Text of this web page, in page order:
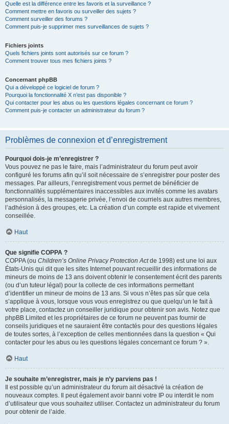
Quelle est la différence entre les favoris et la surveillance ?
Comment mettre en favoris ou surveiller des sujets ?
Comment surveiller des forums ?
Comment puis-je supprimer mes surveillances de sujets ?
Fichiers joints
Quels fichiers joints sont autorisés sur ce forum ?
Comment trouver tous mes fichiers joints ?
Concernant phpBB
Qui a développé ce logiciel de forum ?
Pourquoi la fonctionnalité X n’est pas disponible ?
Qui contacter pour les abus ou les questions légales concernant ce forum ?
Comment puis-je contacter un administrateur du forum ?
Problèmes de connexion et d’enregistrement
Pourquoi dois-je m’enregistrer ?
Vous pouvez ne pas le faire, mais l’administrateur du forum peut avoir
configuré les forums afin qu’il soit nécessaire de s’enregistrer pour poster des
messages. Par ailleurs, l’enregistrement vous permet de bénéficier de
fonctionnalités supplémentaires inaccessibles aux invités comme les avatars
personnalisés, la messagerie privée, l’envoi de courriels aux autres membres,
l’adhésion à des groupes, etc. La création d’un compte est rapide et vivement
conseillée.
Haut
Que signifie COPPA ?
COPPA (ou Children’s Online Privacy Protection Actde 1998) est une loi aux
États-Unis qui dit que les sites Internet pouvant recueillir des informations de
mineurs de moins de 13 ans doivent obtenir le consentement écrit des parents
(ou d’un tuteur légal) pour la collecte de ces informations permettant
d’identifier un mineur de moins de 13 ans. Si vous n’êtes pas sûr que cela
s’applique à vous, lorsque vous vous enregistrez ou que quelqu’un le fait à
votre place, contactez un conseiller juridique pour obtenir son avis. Notez que
phpBB Limited et les propriétaires de ce forum ne peuvent pas fournir de
conseils juridiques et ne sauraient être contactés pour des questions légales
de toutes sortes, à l’exception de celles mentionnées dans la question « Qui
contacter pour les abus ou les questions légales concernant ce forum ? ».
Haut
Je souhaite m’enregistrer, mais je n’y parviens pas !
Il est possible qu’un administrateur du forum ait désactivé la création de
nouveaux comptes. Il peut également avoir banni votre IP ou interdit le nom
d’utilisateur que vous souhaitez utiliser. Contactez un administrateur du forum
pour obtenir de l’aide.